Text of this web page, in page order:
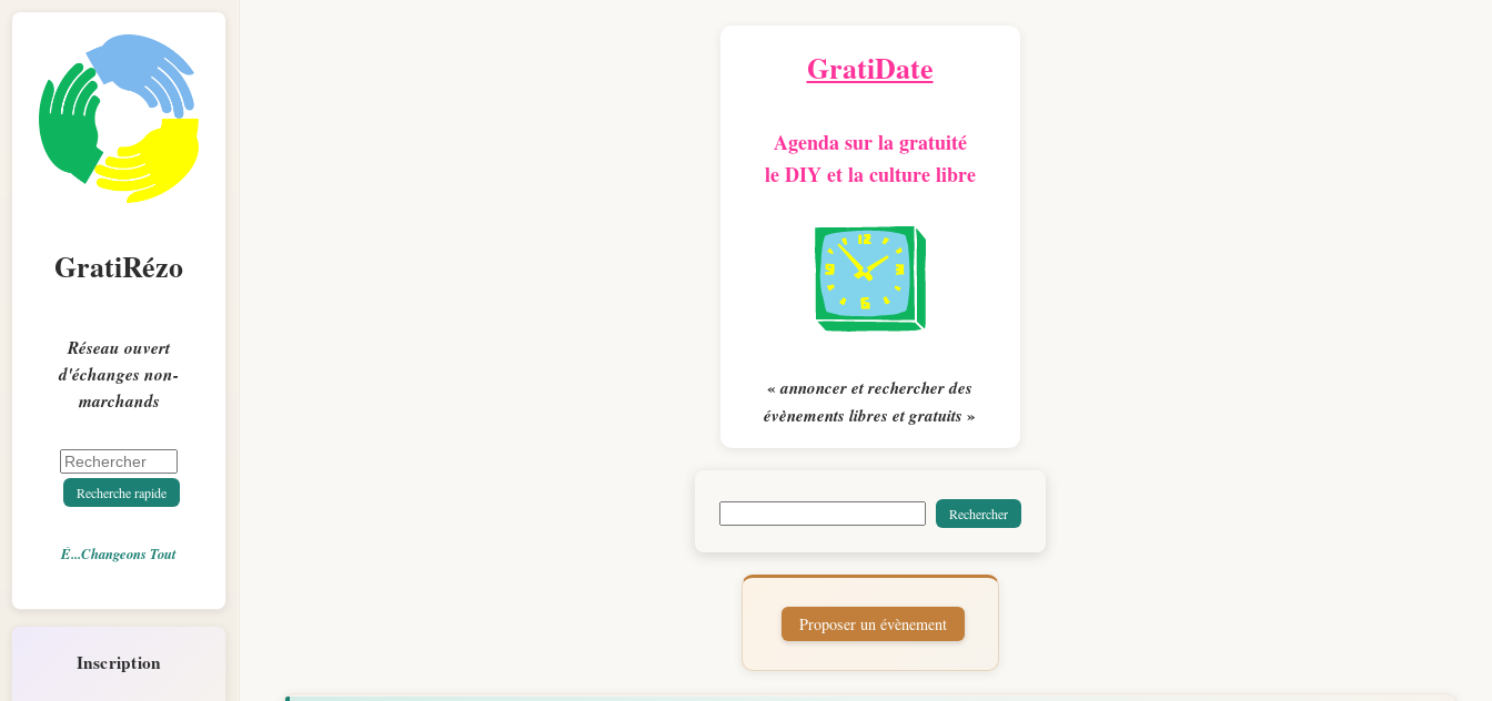
GratiRézo
Réseau ouvert
d'échanges non-
marchands
É...Changeons Tout
Inscription
GratiDate
Agenda sur la gratuité
le DIY et la culture libre
«annoncer et rechercher des
évènements libres et gratuits »